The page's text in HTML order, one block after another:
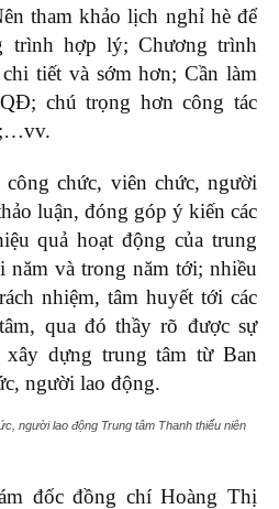
tham khảo lịch nghỉ hè để
trình hợp lý; Chương trình
tiết và sớm hơn; Cần làm
chú trọng hơn công tác
công chức, viên chức, người
luận, đóng góp ý kiến các
quả hoạt động của trung
năm và trong năm tới; nhiều
nhiệm, tâm huyết tới các
qua đó thầy rõ được sự
dựng trung tâm từ Ban
người lao động.
lao động Trung tâm Thanh thiếu niên
đốc đồng chí Hoàng Thị